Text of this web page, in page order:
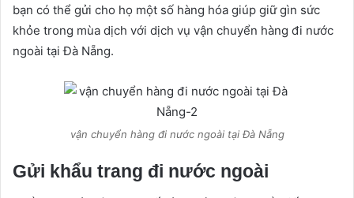
bạn có thể gửi cho họ một số hàng hóa giúp giữ gìn sức
khỏe trong mùa dịch với dịch vụ vận chuyển hàng đi nước
ngoài tại Đà Nẵng.
vận chuyển hàng đi nước ngoài tại Đà Nẵng
Gửi khẩu trang đi nước ngoài